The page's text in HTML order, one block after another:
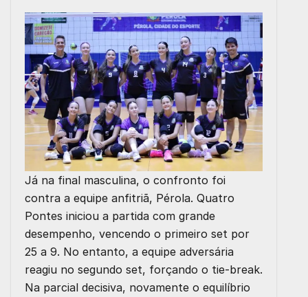
Já na final masculina, o confronto foi
contra a equipe anfitriã, Pérola. Quatro
Pontes iniciou a partida com grande
desempenho, vencendo o primeiro set por
25 a 9. No entanto, a equipe adversária
reagiu no segundo set, forçando o tie-break.
Na parcial decisiva, novamente o equilíbrio